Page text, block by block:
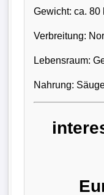
Gewicht: ca. 80
Verbreitung:
Lebensraum:
Nahrung: